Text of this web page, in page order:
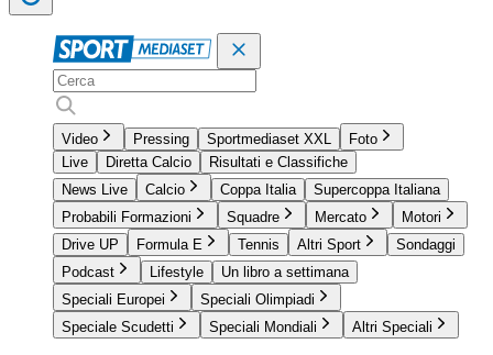
Video Pressing Sportmediaset XXL
Foto
Live
Diretta Calcio
Risultati e Classifiche
News Live
Calcio Coppa Italia
Supercoppa Italiana
Probabili Formazioni
Squadre Mercato
Motori
Drive UP
Formula E Tennis Altri Sport
Sondaggi
Podcast
Lifestyle
Un libro a settimana
Speciali Europei
Speciali Olimpiadi
Speciale Scudetti
Speciali Mondiali Altri Speciali